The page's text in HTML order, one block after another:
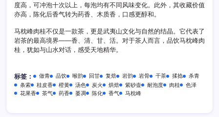
度高，可冲泡十次以上，每泡均有不同风味变化。此外，其收藏价值
亦高，陈化后香气转为药香、木质香，口感更醇和。
马枕峰肉桂不仅是一款茶，更是武夷山文化与自然的结晶。它代表了
岩茶的最高境界——香、清、甘、活。对于茶人而言，品饮马枕峰肉
桂，犹如与山水对话，感受天地精华。
标签： 做青 品饮 喉韵 回甘 复焙 岩韵 岩骨 干茶 揉捻
杀青
条索
桂皮香 橙黄 汤色 炭火 烘焙 紫砂壶 耐泡度 肉桂
色泽
花果香
茶气 药香 萎凋 陈化 香气 马枕峰